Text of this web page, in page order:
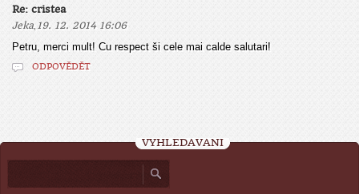
Re: cristea
Jeka, 19. 12. 2014 16:06
Petru, merci mult! Cu respect ši cele mai calde salutari!
ODPOVĚDĚT
VYHLEDÁVÁNÍ